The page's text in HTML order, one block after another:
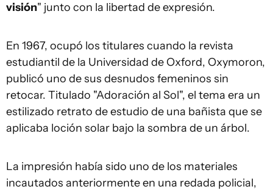
visión" junto con la libertad de expresión.
En 1967, ocupó los titulares cuando la revista
estudiantil de la Universidad de Oxford, Oxymoron,
publicó uno de sus desnudos femeninos sin
retocar. Titulado "Adoración al Sol", el tema era un
estilizado retrato de estudio de una bañista que se
aplicaba loción solar bajo la sombra de un árbol.
La impresión había sido uno de los materiales
incautados anteriormente en una redada policial,